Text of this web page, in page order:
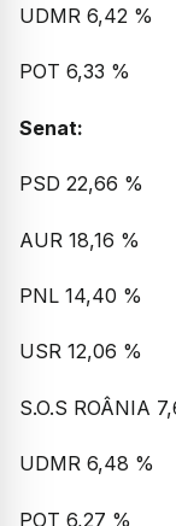
UDMR 6,42 %
POT 6,33 %
Senat:
PSD 22,66 %
AUR 18,16 %
PNL 14,40 %
USR 12,06 %
S.O.S ROÂNIA
UDMR 6,48 %
POT 6,27 %